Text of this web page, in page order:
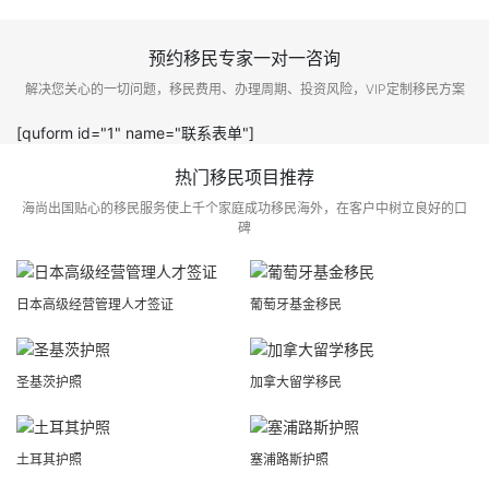
预约移民专家一对一咨询
解决您关心的一切问题，移民费用、办理周期、投资风险，VIP定制移民方案
[quform id="1" name="联系表单"]
热门移民项目推荐
海尚出国贴心的移民服务使上千个家庭成功移民海外，在客户中树立良好的口
碑
日本高级经营管理人才签证 葡萄牙基金移民
圣基茨护照 加拿大留学移民
土耳其护照 塞浦路斯护照